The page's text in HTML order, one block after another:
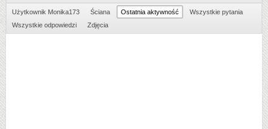
Użytkownik Monika173 Ściana Ostatnia aktywność
Wszystkie pytania
Wszystkie odpowiedzi
Zdjęcia